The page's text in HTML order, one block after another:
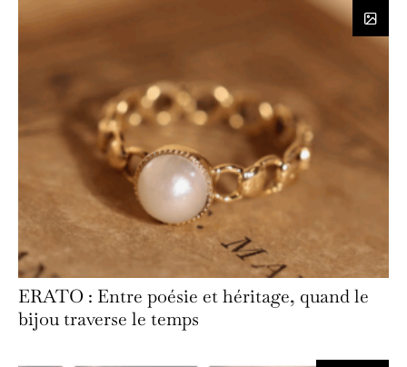
ERATO : Entre poésie et héritage, quand le
bijou traverse le temps